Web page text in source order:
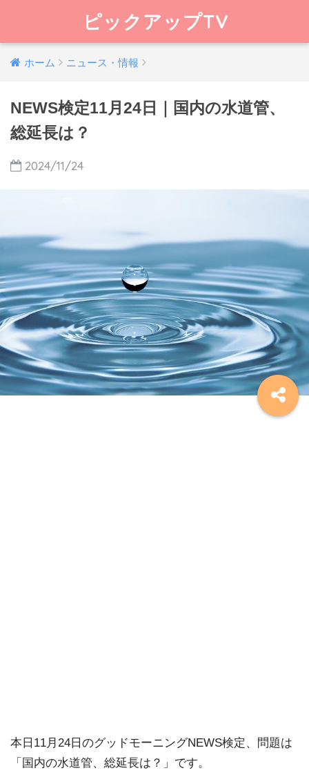
ピックアップTV
ホーム ニュース・情報
NEWS検定11月24日｜国内の水道管、
総延長は？
2024/11/24
本日11月24日のグッドモーニングNEWS検定、問題は
「国内の水道管、総延長は？」です。